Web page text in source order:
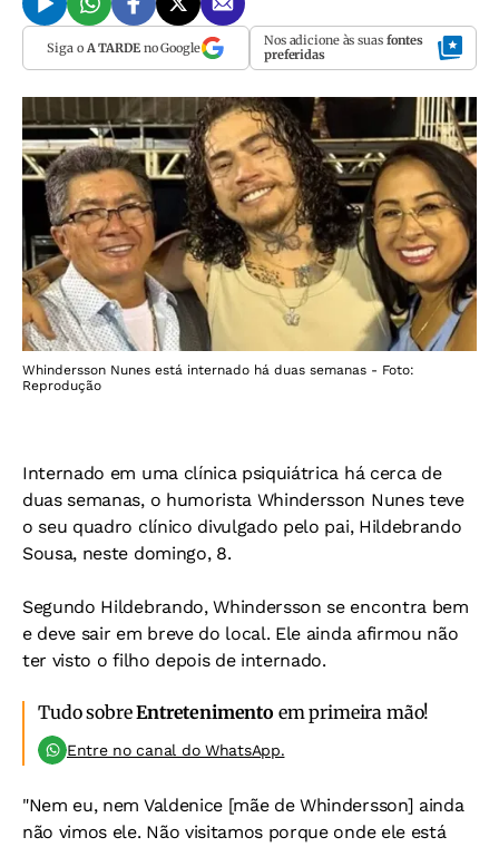
Siga o A TARDEno Google Nos adicione às suas fontes
preferidas
Whindersson Nunes está internado há duas semanas - Foto:
Reprodução
Internado em uma clínica psiquiátrica há cerca de
duas semanas, o humorista Whindersson Nunes teve
o seu quadro clínico divulgado pelo pai, Hildebrando
Sousa, neste domingo, 8.
Segundo Hildebrando, Whindersson se encontra bem
e deve sair em breve do local. Ele ainda afirmou não
ter visto o filho depois de internado.
Tudo sobreEntretenimento em primeira mão!
Entre no canal do WhatsApp.
"Nem eu, nem Valdenice [mãe de Whindersson] ainda
não vimos ele. Não visitamos porque onde ele está